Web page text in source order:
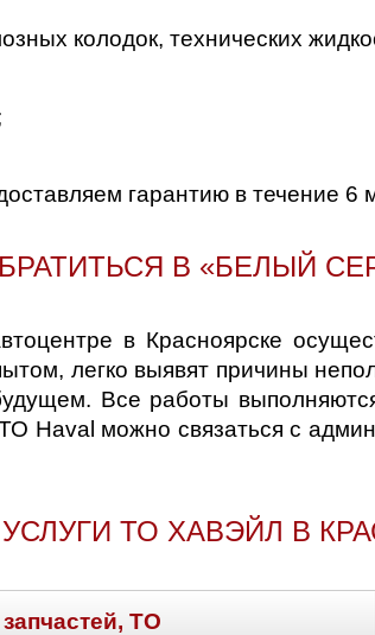
колодок, технических
гарантию в течение 6
В «БЕЛЫЙ
в Красноярске
легко выявят причины
Все работы
Haval можно связаться с
ТО ХАВЭЙЛ В
ТО